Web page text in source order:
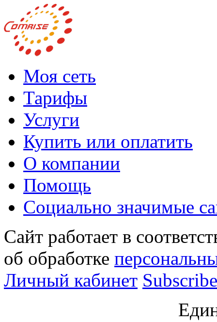
Моя сеть
Тарифы
Услуги
Купить или оплатить
О компании
Помощь
Социально значимые
Сайт работает в
об обработке
Личный кабинет